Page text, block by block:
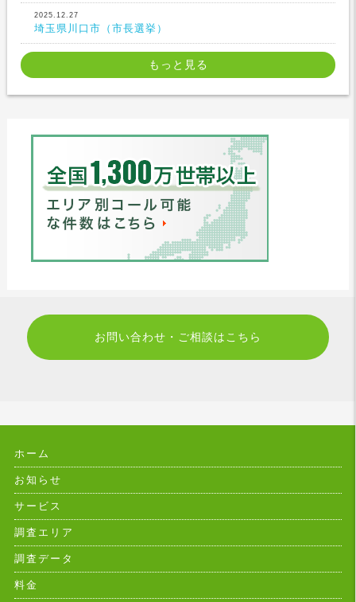
2025.12.27
埼玉県川口市（市長選挙）
もっと見る
お問い合わせ・ご相談はこちら
ホーム
お知らせ
サービス
調査エリア
調査データ
料金